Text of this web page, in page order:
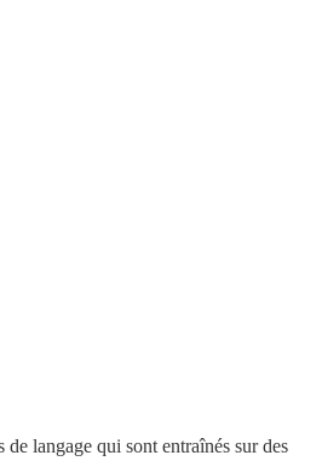
langage qui sont entraînés sur des